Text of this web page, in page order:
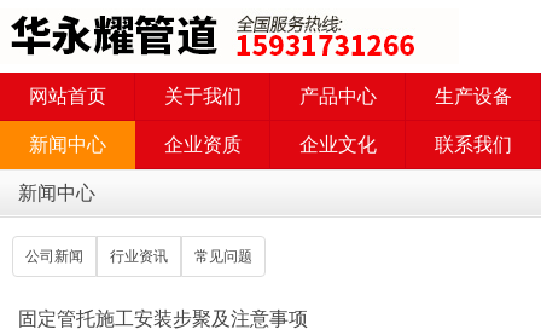
网站首页 关于我们 产品中心 生产设备
新闻中心 企业资质 企业文化 联系我们
新闻中心
公司新闻 行业资讯 常见问题
固定管托施工安装步聚及注意事项